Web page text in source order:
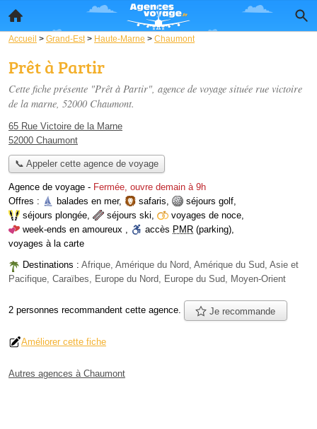
Accueil > Grand-Est > Haute-Marne > Chaumont
Prêt à Partir
Cette fiche présente "Prêt à Partir", agence de voyage située rue victoire
de la marne, 52000 Chaumont.
65 Rue Victoire de la Marne
52000 Chaumont
📞 Appeler cette agence de voyage
Agence de voyage - Fermée, ouvre demain à 9h
Offres :
balades en mer, safaris, séjours golf,
séjours plongée, séjours ski, voyages de noce,
week-ends en amoureux , accès PMR (parking),
voyages à la carte
Destinations : Afrique, Amérique du Nord, Amérique du Sud, Asie et
Pacifique, Caraïbes, Europe du Nord, Europe du Sud, Moyen-Orient
2 personnes recommandent cette agence. Je recommande
Améliorer cette fiche
Autres agences à Chaumont